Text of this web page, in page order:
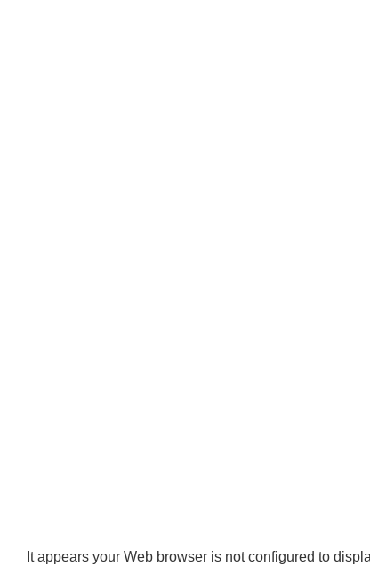
It appears your Web browser is not configured to